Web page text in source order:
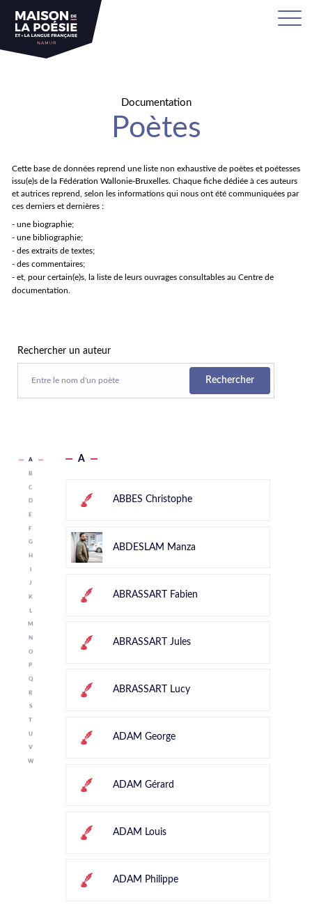
Documentation
Poètes
Cette base de données reprend une liste non exhaustive de poètes et poétesses
issu(e)s de la Fédération Wallonie-Bruxelles. Chaque fiche dédiée à ces auteurs
et autrices reprend, selon les informations qui nous ont été communiquées par
ces derniers et dernières :
- une biographie;
- une bibliographie;
- des extraits de textes;
- des commentaires;
- et, pour certain(e)s, la liste de leurs ouvrages consultables au Centre de
documentation.
Rechercher un auteur
Rechercher
A
B
C
D
E
F
G
H
J
K
M
N
O
P
Q
R
S
T
V
W
A
ABBES Christophe
ABDESLAM Manza
ABRASSART Fabien
ABRASSART Jules
ABRASSART Lucy
ADAM George
ADAM Gérard
ADAM Louis
ADAM Philippe